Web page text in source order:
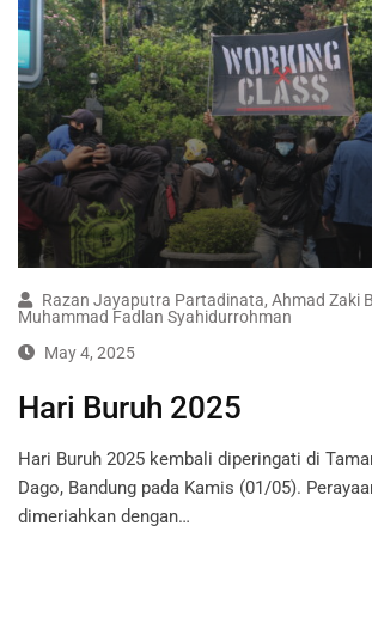
Razan Jayaputra Partadinata, Ahmad Zaki
Muhammad Fadlan Syahidurrohman
May 4, 2025
Hari Buruh 2025
Hari Buruh 2025 kembali diperingati di
Dago, Bandung pada Kamis (01/05).
dimeriahkan dengan…